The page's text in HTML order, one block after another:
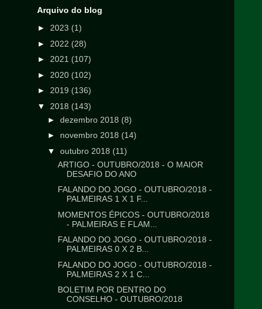
Arquivo do blog
► 2023 (1)
► 2022 (28)
► 2021 (107)
► 2020 (102)
► 2019 (136)
▼ 2018 (143)
► dezembro 2018 (8)
► novembro 2018 (14)
▼ outubro 2018 (11)
ARTIGO - OUTUBRO/2018 - O MAIOR
DESAFIO DO ANO
FALANDO DO JOGO - OUTUBRO/2018 -
PALMEIRAS 1 X 1 F...
MOMENTOS ÉPICOS - OUTUBRO/2018
- PALMEIRAS E FLAM...
FALANDO DO JOGO - OUTUBRO/2018 -
PALMEIRAS 0 X 2 B...
FALANDO DO JOGO - OUTUBRO/2018 -
PALMEIRAS 2 X 1 C...
BOLETIM POR DENTRO DO
CONSELHO - OUTUBRO/2018